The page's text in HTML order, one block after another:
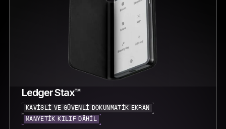
Ledger Stax™
KAVISLI VE GÜVENLI DOKUNMATIK EKRAN
MANYETIK KILIF DÂHIL